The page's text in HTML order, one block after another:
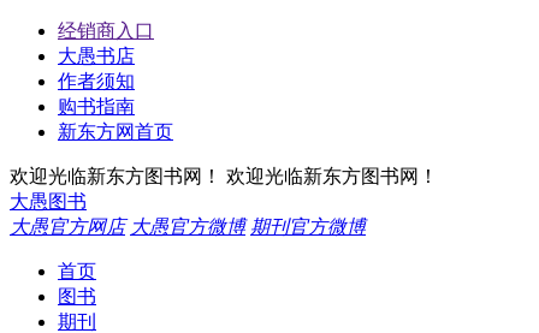
经销商入口
大愚书店
作者须知
购书指南
新东方网首页
欢迎光临新东方图书网！
欢迎光临新东方图书网！
大愚图书
大愚官方网店 大愚官方微博 期刊官方微博
首页
图书
期刊